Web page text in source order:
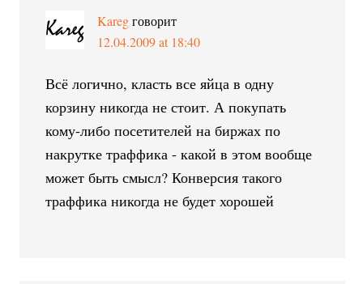
Kareg говорит
12.04.2009 at 18:40
Всё логично, класть все яйца в одну
корзину никогда не стоит. А покупать
кому-либо посетителей на биржах по
накрутке траффика - какой в этом вообще
может быть смысл? Конверсия такого
траффика никогда не будет хорошей